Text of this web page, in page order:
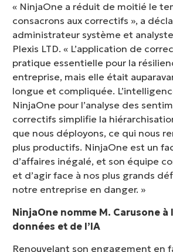
« NinjaOne a réduit de moitié le
consacrons aux correctifs », a
administrateur système et
Plexis LTD. « L’application de
pratique essentielle pour la
entreprise, mais elle était
longue et compliquée.
NinjaOne pour l’analyse des
correctifs simplifie la
que nous déployons, ce qui nous
plus productifs. NinjaOne est un
d’affaires inégalé, et son équipe
et d’agir face à nos plus grands
notre entreprise en danger. »
NinjaOne nomme M. Carusone à
données et de l’IA
Renouvelant son engagement en